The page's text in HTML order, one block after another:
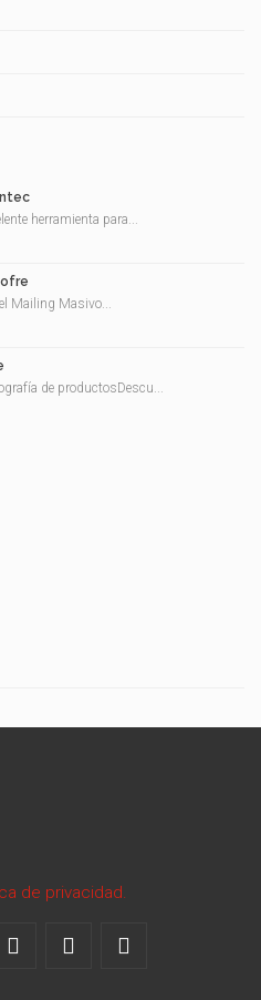
herramienta para...
Mailing Masivo...
de productosDescu...
de privacidad.